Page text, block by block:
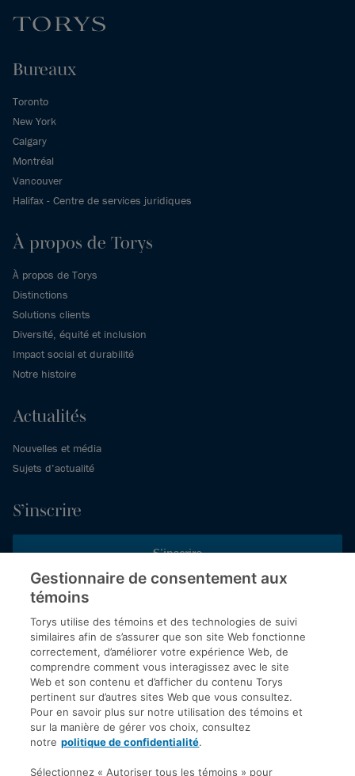
Bureaux
Toronto
New York
Calgary
Montréal
Vancouver
Halifax - Centre de services juridiques
À propos de Torys
À propos de Torys
Distinctions
Solutions clients
Diversité, équité et inclusion
Impact social et durabilité
Notre histoire
Actualités
Nouvelles et média
Sujets d’actualité
S’inscrire
S’inscrire
Inscrivez-vous aux publications de Torys pour recevoir nos derniers
commentaires, notre calendrier de webinaires et d’événements et
plus encore.
© 2026 Société d'avocats Torys S.E.N.C.R.L. Tous droits
réservés.
Politique de protection des renseignements personnels
Droit d’auteur
Avis de non-responsabilité
Gestionnaire de consentement aux
témoins
Torys utilise des témoins et des technologies de suivi
similaires afin de s’assurer que son site Web fonctionne
correctement, d’améliorer votre expérience Web, de
comprendre comment vous interagissez avec le site
Web et son contenu et d’afficher du contenu Torys
pertinent sur d’autres sites Web que vous consultez.
Pour en savoir plus sur notre utilisation des témoins et
sur la manière de gérer vos choix, consultez
notre politique de confidentialité.
Sélectionnez « Autoriser tous les témoins » pour